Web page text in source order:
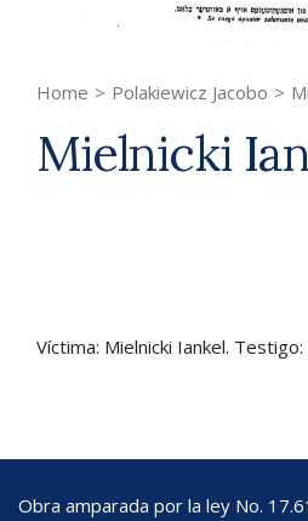
Home > Polakiewicz Jacobo >
Mielnicki
Víctima: Mielnicki Iankel.
Obra amparada por la ley No.